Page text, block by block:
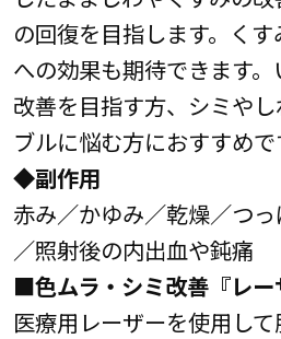
の回復を目指します。く
への効果も期待できます
改善を目指す方、シミや
ブルに悩む方におすすめで
◆副作用
赤み／かゆみ／乾燥／つ
／照射後の内出血や鈍痛
■色ムラ・シミ改善『レー
医療用レーザーを使用し